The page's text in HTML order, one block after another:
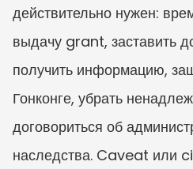
действительно нужен:
выдачу grant, заставить
получить информацию,
Гонконге, убрать
договориться об
наследства. Caveat или